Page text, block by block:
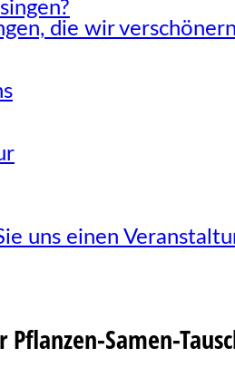
die wir
uns einen
Samen-